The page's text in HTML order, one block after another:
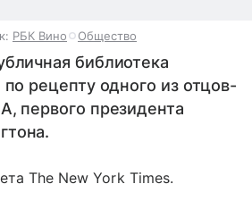
РБК Вино Общество
библиотека
по рецепту одного из отцов-
первого президента
The New York Times.